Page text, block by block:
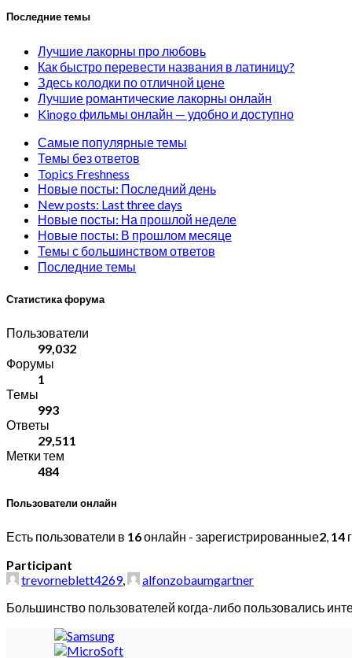
Последние темы
Лучшие лакорны про любовь
Как быстро перевести названия в латиницу?
Здесь колодки по отличной цене
Лучшие романтические лакорны онлайн
Kinogo фильмы онлайн — удобно и доступно
Самые популярные темы
Темы без ответов
Topics Freshness
Новые посты: Последний день
New posts: Last three days
Новые посты: На прошлой неделе
Новые посты: В прошлом месяце
Темы с большинством ответов
Последние темы
Статистика форума
Пользователи
99,032
Форумы
1
Темы
993
Ответы
29,511
Метки тем
484
Пользователи онлайн
Есть пользователи в 16онлайн - зарегистрированные2, 14
Participant
trevorneblett4269,
alfonzobaumgartner
Большинство пользователей когда-либо пользовались